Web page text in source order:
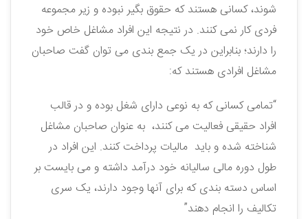
‌شوند، کسانی هستند که حقوق بگیر نبوده و زیر مجموعه
فردی کار نمی ‌کنند. در نتیجه این افراد مشاغل خاص خود
را دارند؛ بنابراین در یک جمع بندی می ‌توان گفت صاحبان
مشاغل افرادی هستند که:
“تمامی کسانی که به نوعی دارای شغل بوده و در قالب
افراد حقیقی فعالیت می ‌کنند، به عنوان صاحبان مشاغل
شناخته شده و باید مالیات پرداخت کنند. این افراد در
طول دوره مالی سالیانه خود درآمد داشته و می ‌بایست بر
اساس دسته بندی که برای آنها وجود دارند، یک سری
تکالیف را انجام دهند”